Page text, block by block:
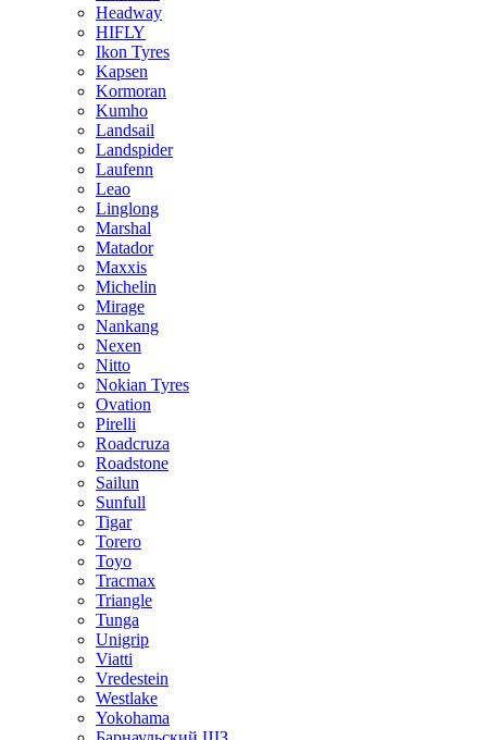
Headway
HIFLY
Ikon Tyres
Kapsen
Kormoran
Kumho
Landsail
Landspider
Laufenn
Leao
Linglong
Marshal
Matador
Maxxis
Michelin
Mirage
Nankang
Nexen
Nitto
Nokian Tyres
Ovation
Pirelli
Roadcruza
Roadstone
Sailun
Sunfull
Tigar
Torero
Toyo
Tracmax
Triangle
Tunga
Unigrip
Viatti
Vredestein
Westlake
Yokohama